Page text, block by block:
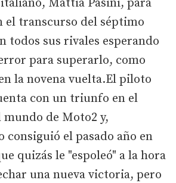
Mattia Pasini, para
el transcurso del séptimo
todos sus rivales esperando
para superarlo, como
la novena vuelta.El piloto
con un triunfo en el
de Moto2 y,
consiguió el pasado año en
quizás le "espoleó" a la hora
una nueva victoria, pero